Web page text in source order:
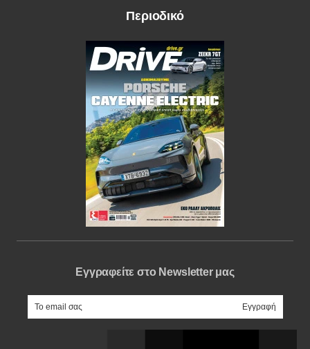
Περιοδικό
Εγγραφείτε στο Newsletter μας
e-mail